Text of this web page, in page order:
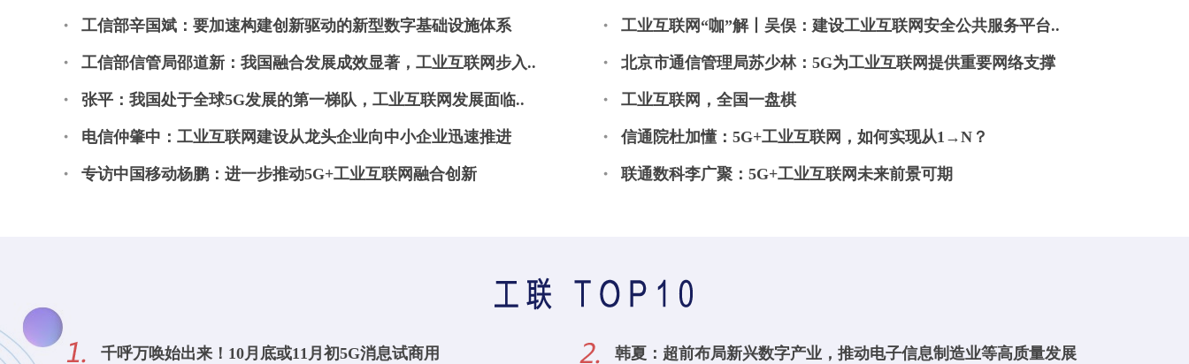
工信部辛国斌：要加速构建创新驱动的新型数字基础设施体系 工业互联网“咖”解丨吴俣：建设工业互联网安全公共服务平台..
工信部信管局邵道新：我国融合发展成效显著，工业互联网步入.. 北京市通信管理局苏少林：5G为工业互联网提供重要网络支撑
张平：我国处于全球5G发展的第一梯队，工业互联网发展面临.. 工业互联网，全国一盘棋
电信仲肇中：工业互联网建设从龙头企业向中小企业迅速推进 信通院杜加懂：5G+工业互联网，如何实现从1→N？
专访中国移动杨鹏：进一步推动5G+工业互联网融合创新 联通数科李广聚：5G+工业互联网未来前景可期
千呼万唤始出来！10月底或11月初5G消息试商用 韩夏：超前布局新兴数字产业，推动电子信息制造业等高质量发展